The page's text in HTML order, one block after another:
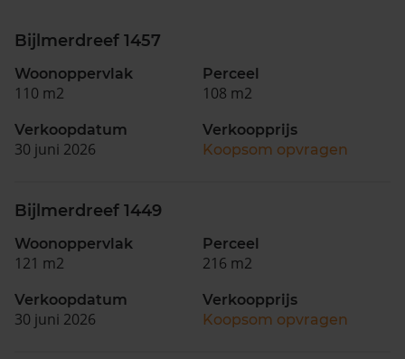
Bijlmerdreef 1457
Woonoppervlak
110 m2
Perceel
108 m2
Verkoopdatum
30 juni 2026
Verkoopprijs
Koopsom opvragen
Bijlmerdreef 1449
Woonoppervlak
121 m2
Perceel
216 m2
Verkoopdatum
30 juni 2026
Verkoopprijs
Koopsom opvragen